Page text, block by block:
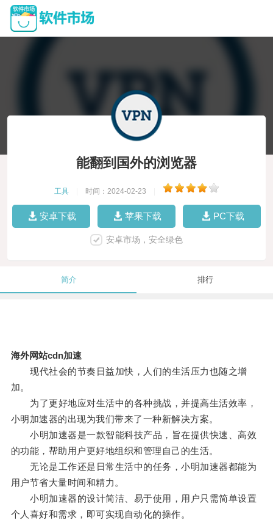
能翻到国外的浏览器
工具 时间：2024-02-23
安卓下载 苹果下载 PC下载
安卓市场，安全绿色
简介 排行
海外网站cdn加速
现代社会的节奏日益加快，人们的生活压力也随之增
加。
为了更好地应对生活中的各种挑战，并提高生活效率，
小明加速器的出现为我们带来了一种新解决方案。
小明加速器是一款智能科技产品，旨在提供快速、高效
的功能，帮助用户更好地组织和管理自己的生活。
无论是工作还是日常生活中的任务，小明加速器都能为
用户节省大量时间和精力。
小明加速器的设计简洁、易于使用，用户只需简单设置
个人喜好和需求，即可实现自动化的操作。